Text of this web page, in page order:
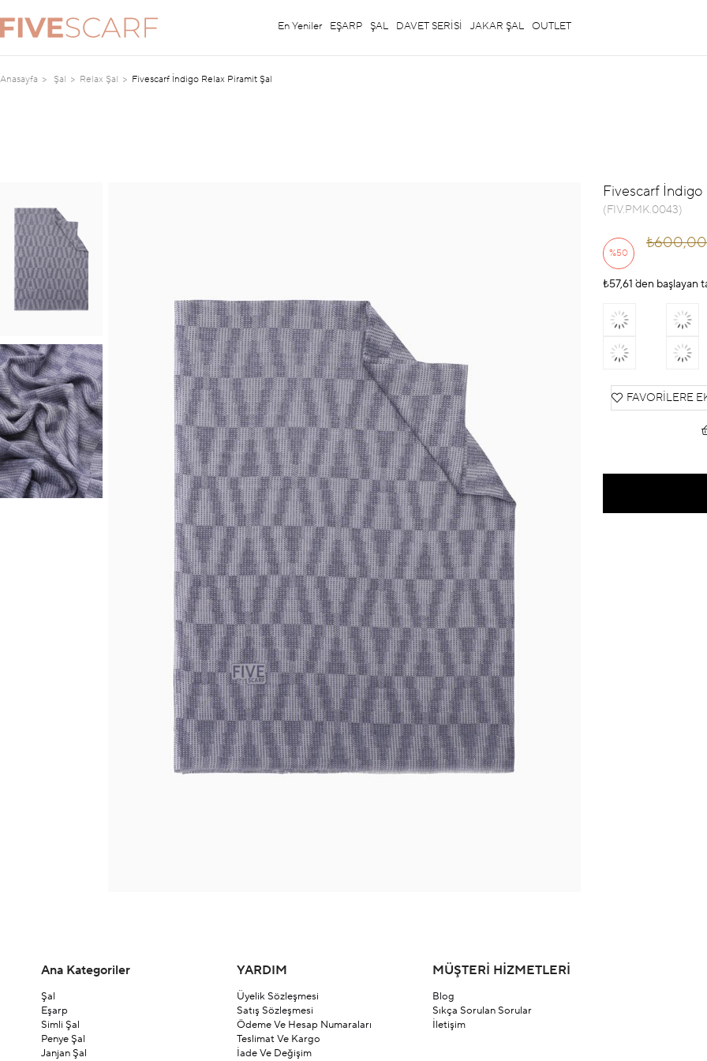
En Yeniler EŞARP ŞAL DAVET SERİSİ JAKAR ŞAL OUTLET
Anasayfa Şal Relax Şal Fivescarf İndigo Relax Piramit Şal
Fivescarf İndigo
(FIV.PMK.0043)
%50
İndirim
₺600,00
₺57,61 `den başlayan
FAVORILERE
Ana Kategoriler
Şal
Eşarp
Simli Şal
Penye Şal
Janjan Şal
YARDIM
Üyelik Sözleşmesi
Satış Sözleşmesi
Ödeme Ve Hesap Numaraları
Teslimat Ve Kargo
İade Ve Değişim
MÜŞTERİ HİZMETLERİ
Blog
Sıkça Sorulan Sorular
İletişim